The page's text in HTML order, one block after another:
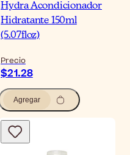
Hydra Acondicionador
Hidratante 150ml
(5.07floz)
Precio
$21.28
Agregar